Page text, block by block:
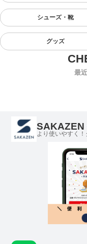
シューズ・靴
グッズ
最
SAKAZEN
より使いやすく！